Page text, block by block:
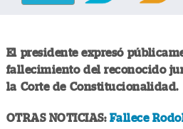
El presidente expresó
fallecimiento del reconocido
la Corte de Constitucionalidad.
OTRAS NOTICIAS: Fallece